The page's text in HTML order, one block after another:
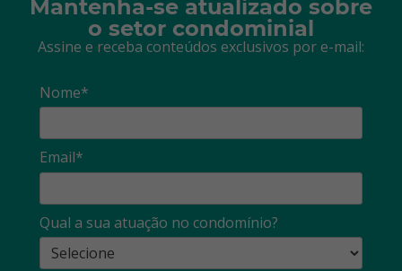
Mantenha-se atualizado sobre
o setor condominial
Assine e receba conteúdos exclusivos por e-mail:
Nome*
Email*
Qual a sua atuação no condomínio?